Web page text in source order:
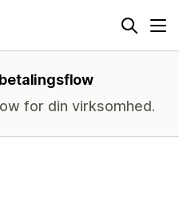
for din virksomhed.